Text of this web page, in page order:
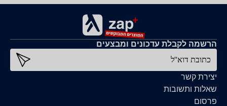
יצירת קשר
שאלות ותשובות
פרסום
הרשמה לקבלת עדכונים ומבצעים
כתובת דוא''ל